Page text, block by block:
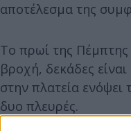
αποτέλεσμα της
Το πρωί της
βροχή, δεκάδες
στην πλατεία ενόψει
δυο πλευρές.